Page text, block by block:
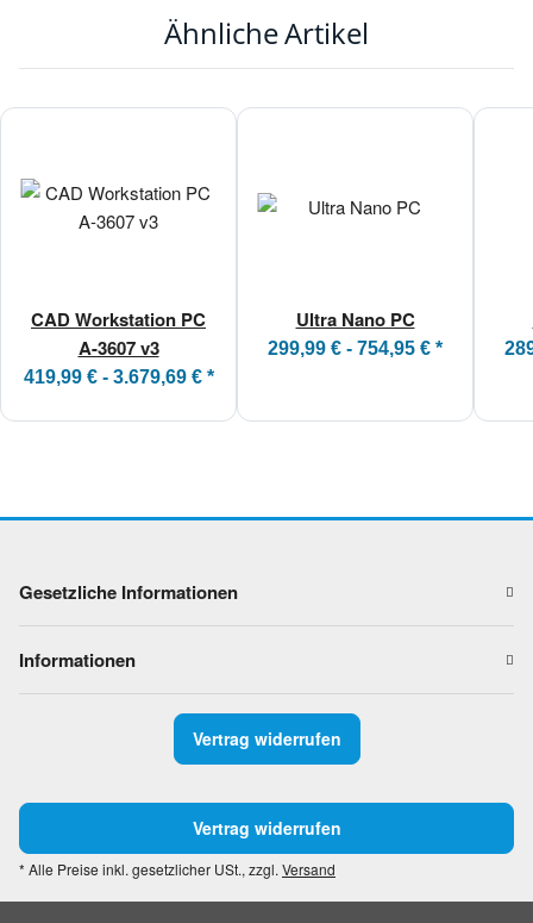
Ähnliche Artikel
CAD Workstation PC
A-3607 v3
419,99 € - 3.679,69 € *
Ultra Nano PC
299,99 € - 754,95 € *
Gesetzliche Informationen
Informationen
Vertrag widerrufen
Vertrag widerrufen
* Alle Preise inkl. gesetzlicher USt., zzgl. Versand